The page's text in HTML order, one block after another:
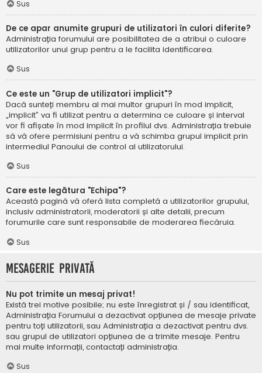
Sus
De ce apar anumite grupuri de utilizatori în culori diferite?
Administrația forumului are posibilitatea de a atribui o culoare
utilizatorilor unui grup pentru a le facilita identificarea.
Sus
Ce este un "Grup de utilizatori implicit"?
Dacă sunteți membru al mai multor grupuri în mod implicit,
„implicit” va fi utilizat pentru a determina ce culoare și interval
vor fi afișate în mod implicit în profilul dvs. Administrația trebuie
să vă ofere permisiuni pentru a vă schimba grupul implicit prin
intermediul Panoului de control al utilizatorului.
Sus
Care este legătura "Echipa"?
Această pagină vă oferă lista completă a utilizatorilor grupului,
inclusiv administratorii, moderatorii și alte detalii, precum
forumurile care sunt responsabile de moderarea fiecăruia.
Sus
Mesagerie privată
Nu pot trimite un mesaj privat!
Există trei motive posibile; nu este înregistrat și / sau identificat,
Administrația Forumului a dezactivat opțiunea de mesaje private
pentru toți utilizatorii, sau Administrația a dezactivat pentru dvs.
sau grupul de utilizatori opțiunea de a trimite mesaje. Pentru
mai multe informații, contactați administrația.
Sus